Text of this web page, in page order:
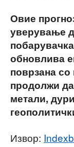
Овие
уверување
обновлива
поврзана со
продолжи
метали,
Извор: